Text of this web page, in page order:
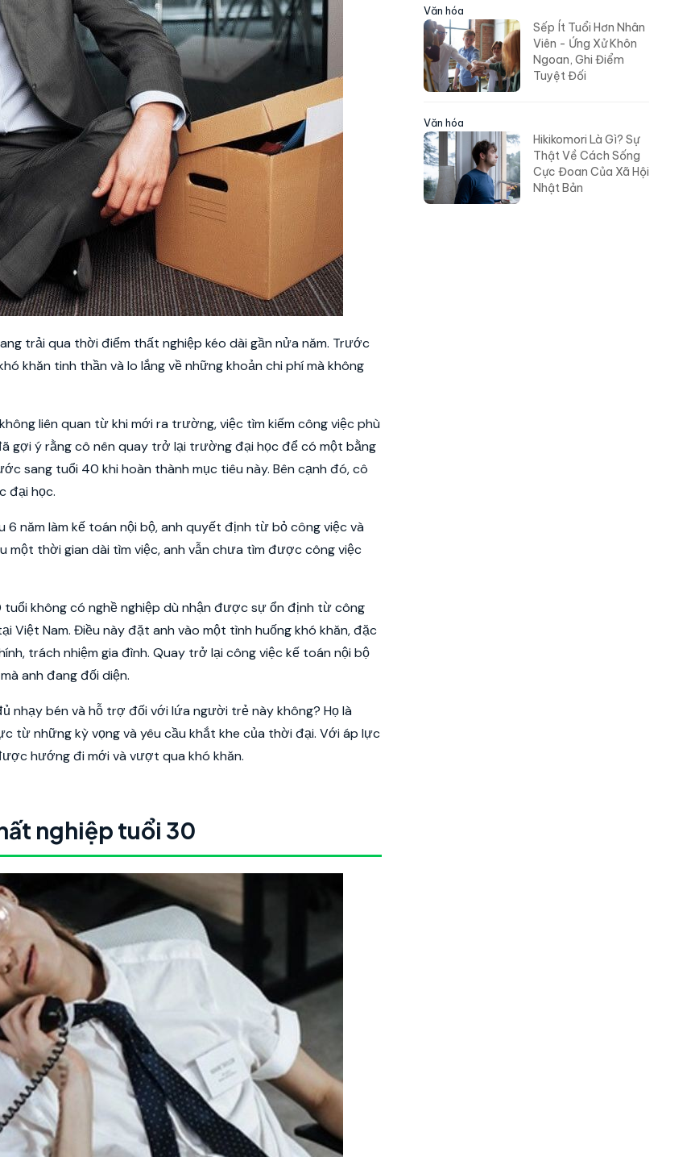
trải qua thời điểm thất nghiệp kéo dài gần nửa năm. Trước
khăn tinh thần và lo lắng về những khoản chi phí mà không
liên quan từ khi mới ra trường, việc tìm kiếm công việc phù
gợi ý rằng cô nên quay trở lại trường đại học để có một bằng
sang tuổi 40 khi hoàn thành mục tiêu này. Bên cạnh đó, cô
đại học.
6 năm làm kế toán nội bộ, anh quyết định từ bỏ công việc và
một thời gian dài tìm việc, anh vẫn chưa tìm được công việc
không có nghề nghiệp dù nhận được sự ổn định từ công
Việt Nam. Điều này đặt anh vào một tình huống khó khăn, đặc
trách nhiệm gia đình. Quay trở lại công việc kế toán nội bộ
anh đang đối diện.
nhạy bén và hỗ trợ đối với lứa người trẻ này không? Họ là
từ những kỳ vọng và yêu cầu khắt khe của thời đại. Với áp lực
hướng đi mới và vượt qua khó khăn.
nghiệp tuổi 30
Văn hóa
Sếp Ít Tuổi Hơn Nhân
Viên - Ứng Xử Khôn
Ngoan, Ghi Điểm
Tuyệt Đối
Văn hóa
Hikikomori Là Gì? Sự
Thật Về Cách Sống
Cực Đoan Của Xã Hội
Nhật Bản